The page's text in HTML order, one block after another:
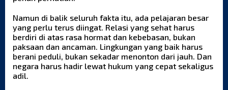
Namun di balik seluruh fakta itu, ada pelajaran besar
yang perlu terus diingat. Relasi yang sehat harus
berdiri di atas rasa hormat dan kebebasan, bukan
paksaan dan ancaman. Lingkungan yang baik harus
berani peduli, bukan sekadar menonton dari jauh. Dan
negara harus hadir lewat hukum yang cepat sekaligus
adil.